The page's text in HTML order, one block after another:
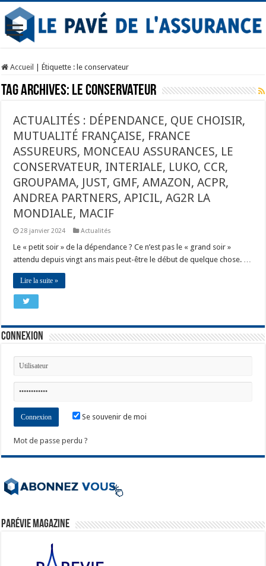
Accueil Étiquette : le conservateur
Tag Archives: le conservateur
ACTUALITÉS : DÉPENDANCE, QUE CHOISIR,
MUTUALITÉ FRANÇAISE, FRANCE
ASSUREURS, MONCEAU ASSURANCES, LE
CONSERVATEUR, INTERIALE, LUKO, CCR,
GROUPAMA, JUST, GMF, AMAZON, ACPR,
ANDREA PARTNERS, APICIL, AG2R LA
MONDIALE, MACIF
28 janvier 2024 Actualités
Le « petit soir » de la dépendance ? Ce n’est pas le « grand soir »
attendu depuis vingt ans mais peut-être le début de quelque chose. …
Lire la suite »
Connexion
Se souvenir de moi
Mot de passe perdu ?
ParéVie Magazine